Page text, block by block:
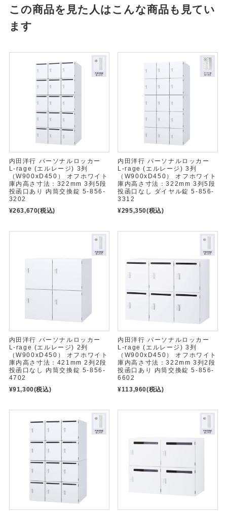
この商品を見た人はこんな商品も見てい
ます
内田洋行 パーソナルロッカー
L-rage (エルレージ) 3列
（W900xD450） オフホワイト
庫内高さ寸法：322mm 3列5段
投函口あり 内筒交換錠 5-856-
3202
¥263,670(税込)
内田洋行 パーソナルロッカー
L-rage (エルレージ) 3列
（W900xD450） オフホワイト
庫内高さ寸法：322mm 3列5段
投函口なし ダイヤル錠 5-856-
3312
¥295,350(税込)
内田洋行 パーソナルロッカー
L-rage (エルレージ) 2列
（W900xD450） オフホワイト
庫内高さ寸法：421mm 2列2段
投函口なし 内筒交換錠 5-856-
4702
¥91,300(税込)
内田洋行 パーソナルロッカー
L-rage (エルレージ) 3列
（W900xD450） オフホワイト
庫内高さ寸法：322mm 3列2段
投函口あり 内筒交換錠 5-856-
6602
¥113,960(税込)